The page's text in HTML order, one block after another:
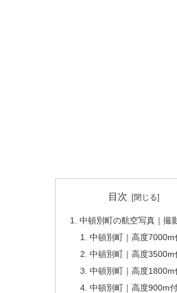
目次
中頓別町の航空写真｜撮
中頓別町｜高度7000m
中頓別町｜高度3500m
中頓別町｜高度1800m
中頓別町｜高度900m